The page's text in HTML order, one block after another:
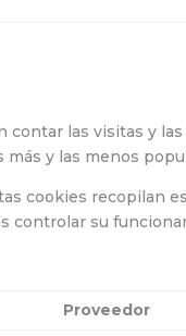
contar las visitas y
más y las menos
cookies recopilan
controlar su
Proveedor